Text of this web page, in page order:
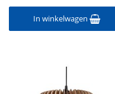
In winkelwagen